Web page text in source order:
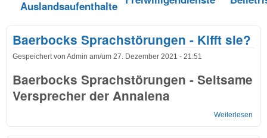
Auslandsaufenthalte
Baerbocks Sprachstörungen - Kifft sie?
Gespeichert von Admin am/um 27. Dezember 2021 - 21:51
Baerbocks Sprachstörungen - Seltsame
Versprecher der Annalena
Weiterlesen